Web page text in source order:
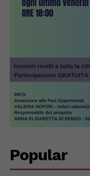
Popular